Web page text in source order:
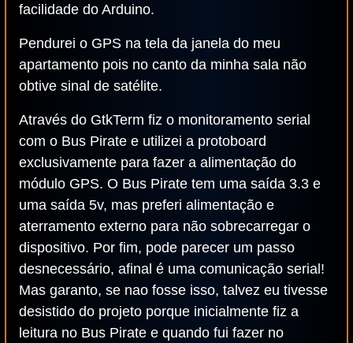
facilidade do Arduino.
Pendurei o GPS na tela da janela do meu
apartamento pois no canto da minha sala não
obtive sinal de satélite.
Através do GtkTerm fiz o monitoramento serial
com o Bus Pirate e utilizei a protoboard
exclusivamente para fazer a alimentação do
módulo GPS. O Bus Pirate tem uma saída 3.3 e
uma saída 5v, mas preferi alimentação e
aterramento externo para não sobrecarregar o
dispositivo. Por fim, pode parecer um passo
desnecessário, afinal é uma comunicação serial!
Mas garanto, se nao fosse isso, talvez eu tivesse
desistido do projeto porque inicialmente fiz a
leitura no Bus Pirate e quando fui fazer no